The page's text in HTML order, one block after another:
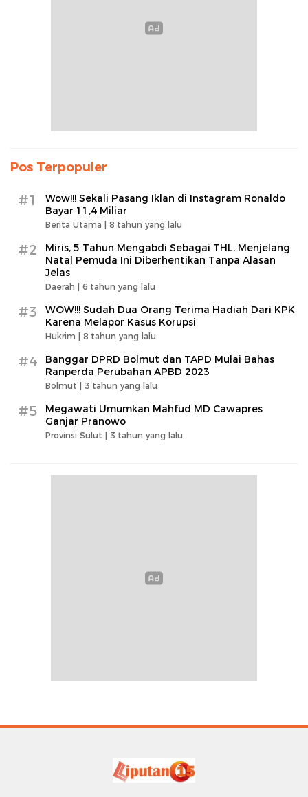
Pos Terpopuler
#1
Wow!!! Sekali Pasang Iklan di Instagram Ronaldo
Bayar 11,4 Miliar
Berita Utama | 8 tahun yang lalu
#2
Miris, 5 Tahun Mengabdi Sebagai THL, Menjelang
Natal Pemuda Ini Diberhentikan Tanpa Alasan
Jelas
Daerah | 6 tahun yang lalu
#3
WOW!!! Sudah Dua Orang Terima Hadiah Dari KPK
Karena Melapor Kasus Korupsi
Hukrim | 8 tahun yang lalu
#4
Banggar DPRD Bolmut dan TAPD Mulai Bahas
Ranperda Perubahan APBD 2023
Bolmut | 3 tahun yang lalu
#5
Megawati Umumkan Mahfud MD Cawapres
Ganjar Pranowo
Provinsi Sulut | 3 tahun yang lalu